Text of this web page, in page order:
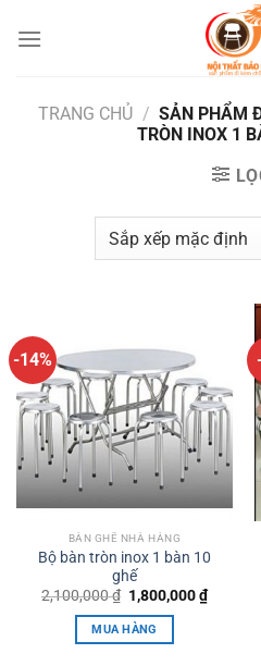
TRANG CHỦ / SẢN PHẨM
TRÒN INOX 1
-14%
BÀN GHẾ NHÀ HÀNG
Bộ bàn tròn inox 1 bàn 10
ghế
2,100,000₫ Giá
gốc
là:
2,100,000 ₫.
1,800,000₫Giá
hiện
MUA HÀNG